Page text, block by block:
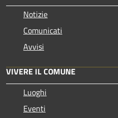
Notizie
Comunicati
Avvisi
VIVERE IL COMUNE
Luoghi
Eventi